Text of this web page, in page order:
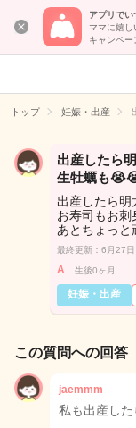
アプリでい
ママに嬉し
キャンペー
トップ 妊娠・出産
出産したら
生牡蠣も
出産したら
お寿司もお
あとちょっ
最終更新：6月27日
A 生後0ヶ月
妊娠・出産
この質問への回答
jaemmm
私も出産し